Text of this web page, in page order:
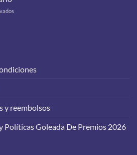
a
lo
de
y reembolsos
Políticas Goleada De Premios 2026